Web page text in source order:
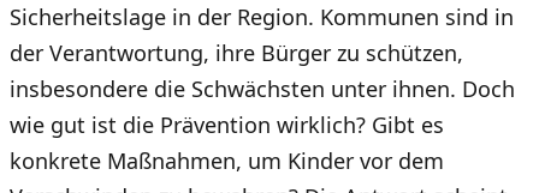
Sicherheitslage in der Region. Kommunen sind in
der Verantwortung, ihre Bürger zu schützen,
insbesondere die Schwächsten unter ihnen. Doch
wie gut ist die Prävention wirklich? Gibt es
konkrete Maßnahmen, um Kinder vor dem